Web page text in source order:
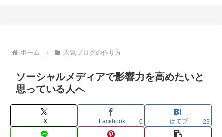
ホーム 人気ブログの作り方
ソーシャルメディアで影響力を高めたいと
思っている人へ
X Facebook 0 はてブ 23